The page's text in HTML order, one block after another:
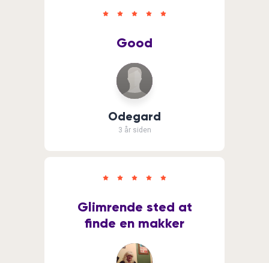
Odegard
3 år siden
Good
Glimrende sted at
finde en makker